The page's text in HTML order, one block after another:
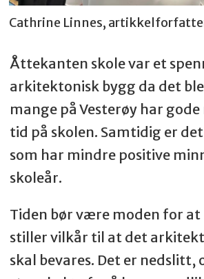
Cathrine Linnes,
Åttekanten skole var et
arkitektonisk bygg da det
mange på Vesterøy har
tid på skolen. Samtidig er
som har mindre positive
skoleår.
Tiden bør være moden for at
stiller vilkår til at det
skal bevares. Det er nedslitt,